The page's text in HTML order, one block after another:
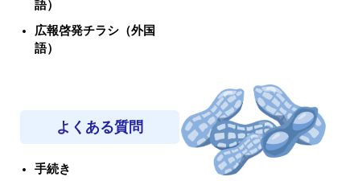
語）
広報啓発チラシ（外国
語）
よくある質問
手続き